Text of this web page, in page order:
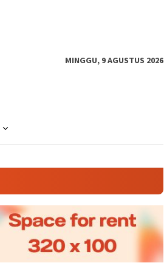
MINGGU, 9 AGUSTUS 2026